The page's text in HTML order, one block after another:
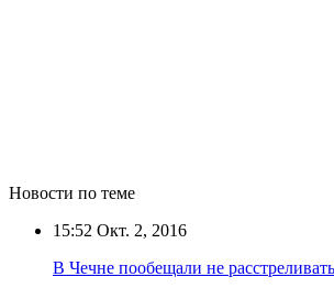
Новости по теме
15:52 Окт. 2, 2016
В Чечне пообещали не